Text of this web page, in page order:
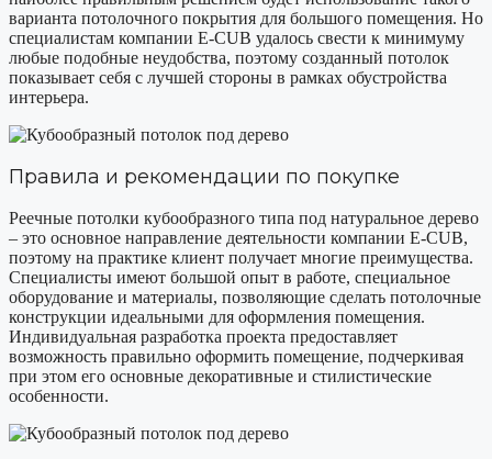
варианта потолочного покрытия для большого помещения. Но
специалистам компании E-CUB удалось свести к минимуму
любые подобные неудобства, поэтому созданный потолок
показывает себя с лучшей стороны в рамках обустройства
интерьера.
Правила и рекомендации по покупке
Реечные потолки кубообразного типа под натуральное дерево
– это основное направление деятельности компании E-CUB,
поэтому на практике клиент получает многие преимущества.
Специалисты имеют большой опыт в работе, специальное
оборудование и материалы, позволяющие сделать потолочные
конструкции идеальными для оформления помещения.
Индивидуальная разработка проекта предоставляет
возможность правильно оформить помещение, подчеркивая
при этом его основные декоративные и стилистические
особенности.